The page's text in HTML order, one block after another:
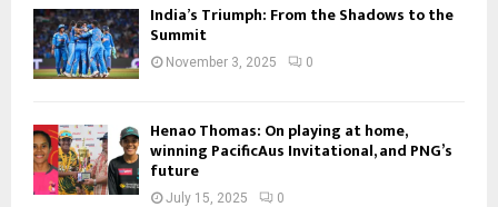
India’s Triumph: From the Shadows to the
Summit
November 3, 2025 0
Henao Thomas: On playing at home,
winning PacificAus Invitational, and PNG’s
future
July 15, 2025 0